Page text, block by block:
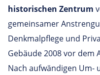
historischen Zentrum
gemeinsamer
Denkmalpflege und
Gebäude 2008 vor dem
Nach aufwändigen Um-